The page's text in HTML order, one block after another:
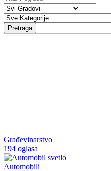
Pretraga
Građevinarstvo
194 oglasa
Automobili